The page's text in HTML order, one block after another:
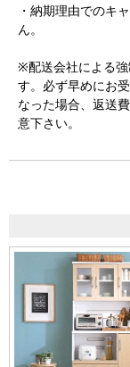
・納期理由でのキ
ん。
※配送会社による強
す。必ず早めにお
なった場合、返送
意下さい。